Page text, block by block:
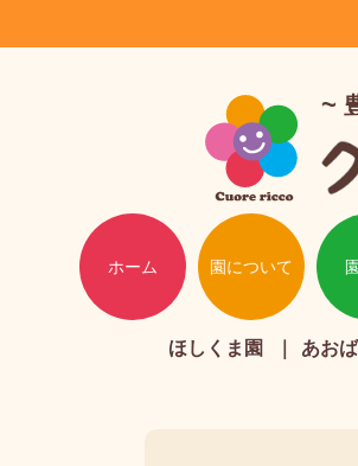
ホーム 園について
ほしくま園 あお